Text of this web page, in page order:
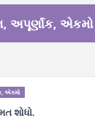
અપૂર્ણાંક, એકમો
એકમો
શોધો.